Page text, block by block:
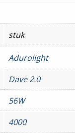
stuk
Adurolight
Dave 2.0
56W
4000